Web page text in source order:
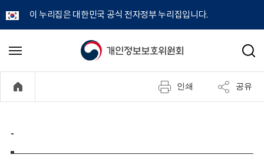
이 누리집은 대한민국 공식 전자정부 누리집입니다.
개
정
메
기
검
인쇄 공유
-